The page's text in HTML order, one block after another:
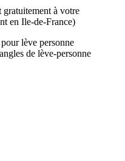
gratuitement à votre
en Ile-de-France)